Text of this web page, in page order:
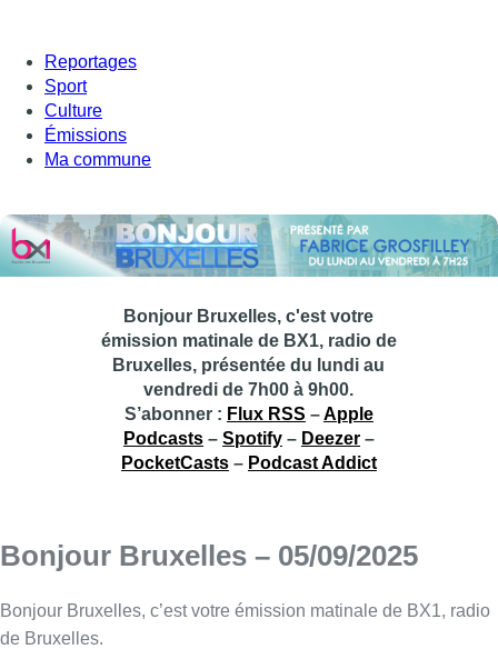
Reportages
Sport
Culture
Émissions
Ma commune
Bonjour Bruxelles, c'est votre
émission matinale de BX1, radio de
Bruxelles, présentée du lundi au
vendredi de 7h00 à 9h00.
S’abonner : Flux RSS –Apple
Podcasts– Spotify– Deezer–
PocketCasts– Podcast Addict